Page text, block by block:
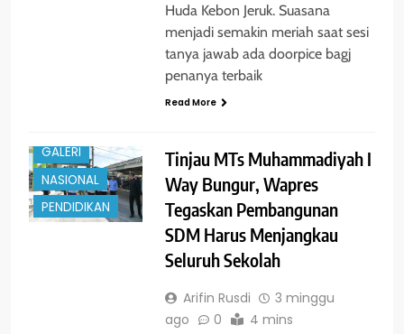
Huda Kebon Jeruk. Suasana
menjadi semakin meriah saat sesi
tanya jawab ada doorpice bagj
penanya terbaik
Read More
GALERI
NASIONAL
PENDIDIKAN
Tinjau MTs Muhammadiyah I
Way Bungur, Wapres
Tegaskan Pembangunan
SDM Harus Menjangkau
Seluruh Sekolah
Arifin Rusdi
3 minggu
ago
0 4 mins